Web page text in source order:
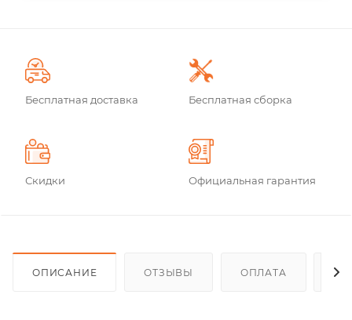
Бесплатная доставка Бесплатная сборка
Скидки Официальная гарантия
ОПИСАНИЕ ОТЗЫВЫ ОПЛАТА